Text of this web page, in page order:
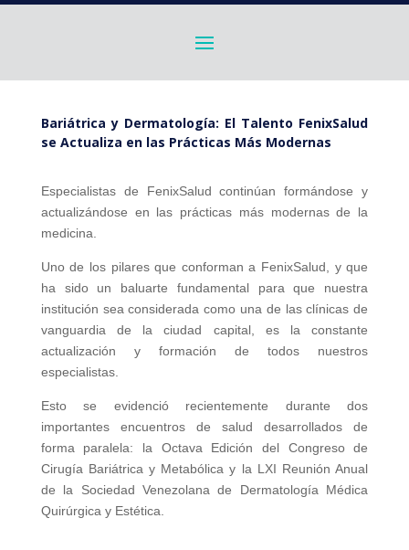
Bariátrica y Dermatología: El Talento FenixSalud
se Actualiza en las Prácticas Más Modernas
Especialistas de FenixSalud continúan formándose y
actualizándose en las prácticas más modernas de la
medicina.
Uno de los pilares que conforman a FenixSalud, y que
ha sido un baluarte fundamental para que nuestra
institución sea considerada como una de las clínicas de
vanguardia de la ciudad capital, es la constante
actualización y formación de todos nuestros
especialistas.
Esto se evidenció recientemente durante dos
importantes encuentros de salud desarrollados de
forma paralela: la Octava Edición del Congreso de
Cirugía Bariátrica y Metabólica y la LXI Reunión Anual
de la Sociedad Venezolana de Dermatología Médica
Quirúrgica y Estética.